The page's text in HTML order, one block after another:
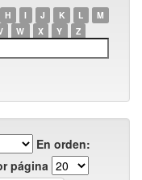
H I J K L
M
W X Y Z
En orden:
página